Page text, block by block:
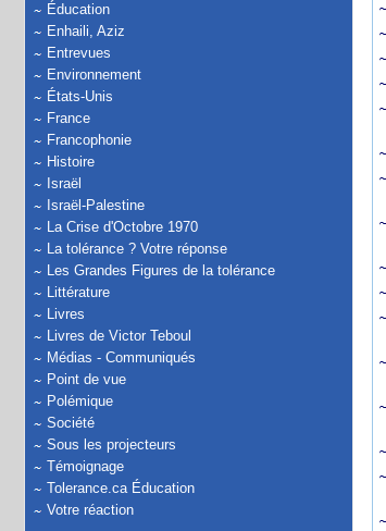
Éducation
Enhaili, Aziz
Entrevues
Environnement
États-Unis
France
Francophonie
Histoire
Israël
Israël-Palestine
La Crise d'Octobre 1970
La tolérance ? Votre réponse
Les Grandes Figures de la tolérance
Littérature
Livres
Livres de Victor Teboul
Médias - Communiqués
Point de vue
Polémique
Société
Sous les projecteurs
Témoignage
Tolerance.ca Éducation
Votre réaction